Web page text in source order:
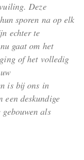
Deze
sporen na op elk
echter te
gaat om het
of het volledig
is bij ons in
een deskundige
als